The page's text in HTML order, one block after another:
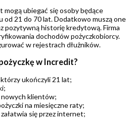
ubiegać się osoby będące
od 21 do 70 lat. Dodatkowo muszą one
pozytywną historię kredytową. Firma
dochodów pożyczkobiorcy.
w rejestrach dłużników.
w Incredit?
ukończyli 21 lat;
klientów;
na miesięczne raty;
się przez internet;